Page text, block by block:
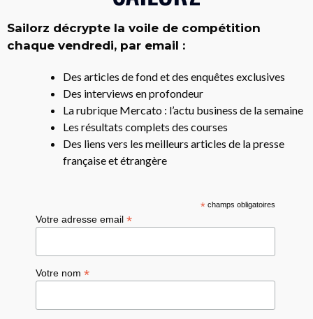
Sailorz décrypte la voile de compétition
chaque vendredi, par email :
Des articles de fond et des enquêtes exclusives
Des interviews en profondeur
La rubrique Mercato : l’actu business de la semaine
Les résultats complets des courses
Des liens vers les meilleurs articles de la presse
française et étrangère
*champs obligatoires
Votre adresse email*
Votre nom*